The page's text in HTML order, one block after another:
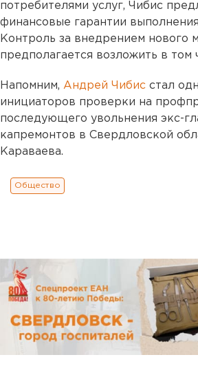
потребителями услуг, Чибис
финансовые гарантии выполнения
Контроль за внедрением нового
предполагается возложить в том
Напомним, Андрей Чибис стал
инициаторов проверки на
последующего увольнения экс-
капремонтов в Свердловской
Караваева.
Общество